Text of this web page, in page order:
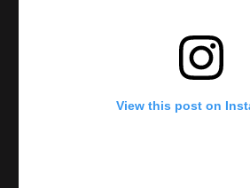
View this post on